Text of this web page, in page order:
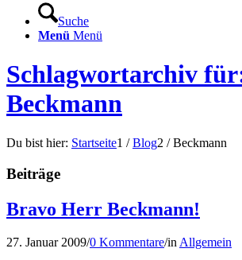
Suche
Menü Menü
Schlagwortarchiv
Beckmann
Du bist hier: Startseite1 / Blog2 / Beckmann
Beiträge
Bravo Herr Beckmann!
27. Januar 2009/0 Kommentare/inAllgemein